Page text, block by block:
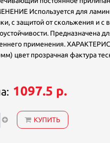
Используется для
с защитой от скольжения и с
Предназначена
применения.
цвет прозрачная фактура
1097.5 р.
КУПИТЬ